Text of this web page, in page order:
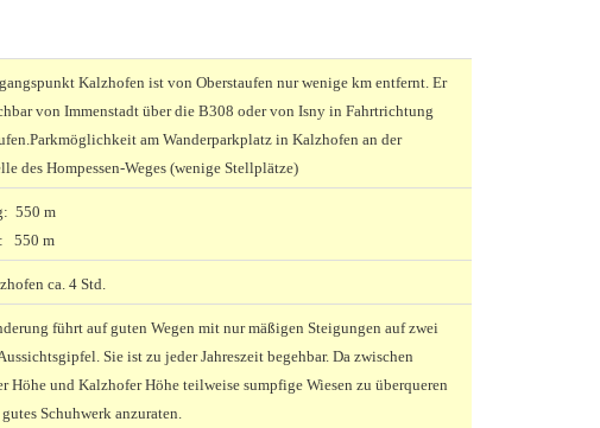
Kalzhofen ist von Oberstaufen nur wenige km entfernt. Er
von Immenstadt über die B308 oder von Isny in Fahrtrichtung
Parkmöglichkeit am Wanderparkplatz in Kalzhofen an der
des Hompessen-Weges (wenige Stellplätze)
550 m
550 m
ca. 4 Std.
führt auf guten Wegen mit nur mäßigen Steigungen auf zwei
Sie ist zu jeder Jahreszeit begehbar. Da zwischen
Höhe und Kalzhofer Höhe teilweise sumpfige Wiesen zu überqueren
Schuhwerk anzuraten.